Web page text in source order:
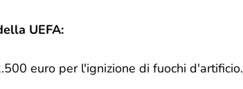
UEFA:
euro per l'ignizione di fuochi d'artificio.